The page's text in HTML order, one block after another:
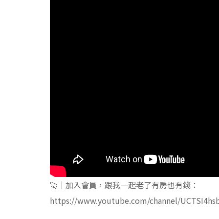
🚀｜加入會員，跟我一起老了有房也有錢：
https://www.youtube.com/channel/